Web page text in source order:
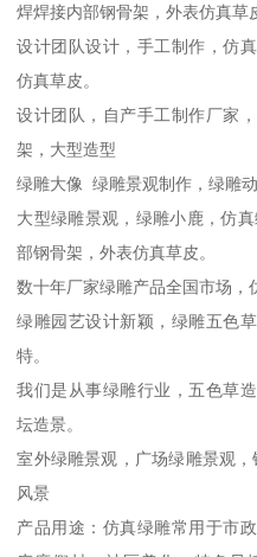
焊焊接内部钢骨架，外表仿真草
设计团队设计，手工制作，仿
仿真草皮。
设计团队，自产手工制作厂家
架，大型造型
绿雕大像 绿雕景观制作，绿雕
大型绿雕景观，绿雕小鹿，仿
部钢骨架，外表仿真草皮。
数十年厂家绿雕产品全国市场，
绿雕园艺设计新颖，绿雕五色
特。
我们是从事绿雕行业，五色草
坛造景。
室外绿雕景观，广场绿雕景观
风景
产品用途：仿真绿雕常用于市